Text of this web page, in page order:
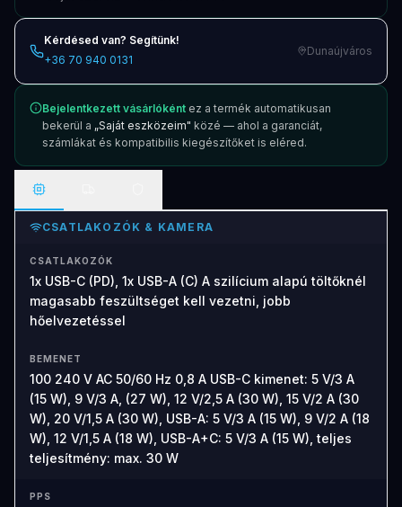
Kérdésed van? Segítünk!
+36 70 940 0131
Dunaújváros
Bejelentkezett vásárlóként ez a termék automatikusan
bekerül a „Saját eszközeim" közé — ahol a garanciát,
számlákat és kompatibilis kiegészítőket is eléred.
CSATLAKOZÓK & KAMERA
CSATLAKOZÓK
1x USB-C (PD), 1x USB-A (C) A szilícium alapú töltőknél
magasabb feszültséget kell vezetni, jobb
hőelvezetéssel
BEMENET
100 240 V AC 50/60 Hz 0,8 A USB-C kimenet: 5 V/3 A
(15 W), 9 V/3 A, (27 W), 12 V/2,5 A (30 W), 15 V/2 A (30
W), 20 V/1,5 A (30 W), USB-A: 5 V/3 A (15 W), 9 V/2 A (18
W), 12 V/1,5 A (18 W), USB-A+C: 5 V/3 A (15 W), teljes
teljesítmény: max. 30 W
PPS